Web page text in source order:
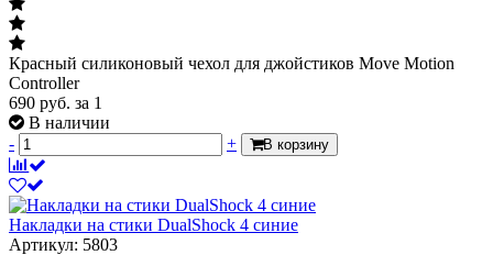
Красный силиконовый чехол для джойстиков Move Motion
Controller
690 руб. за 1
В наличии
-
+ В корзину
Накладки на стики DualShock 4 синие
Артикул: 5803